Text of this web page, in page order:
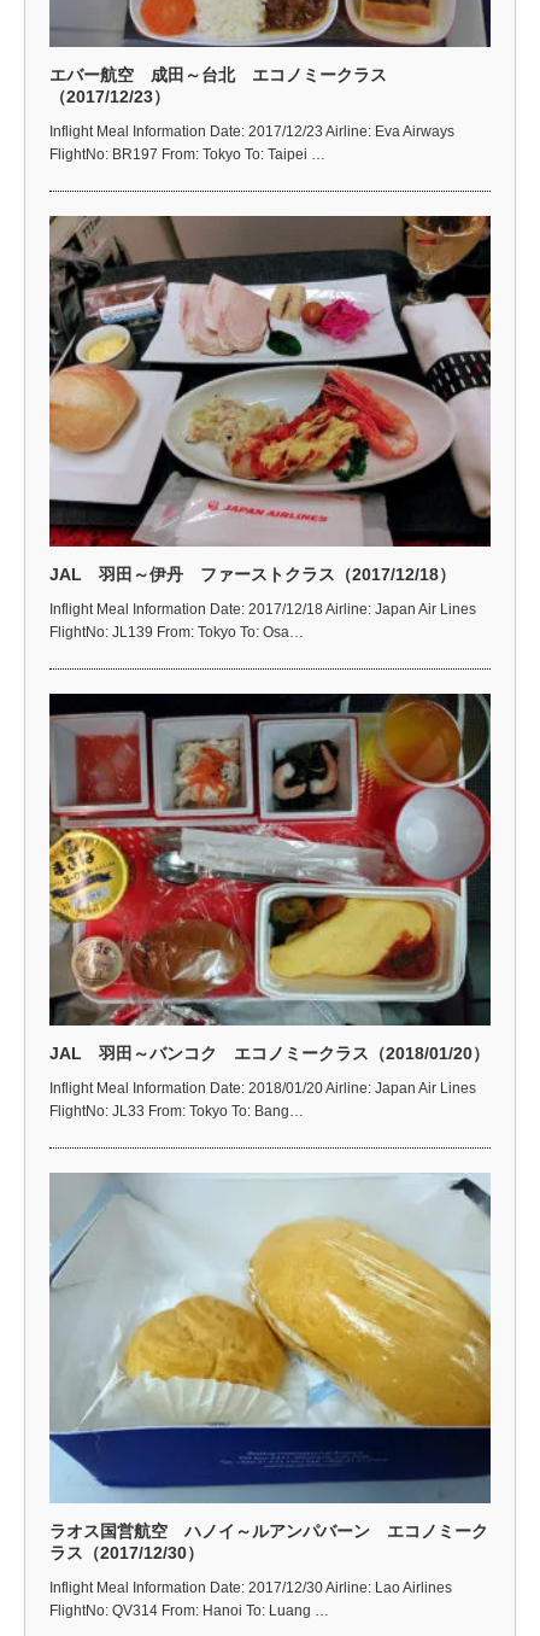
エバー航空 成田～台北 エコノミークラス
（2017/12/23）
Inflight Meal Information Date: 2017/12/23 Airline: Eva Airways
FlightNo: BR197 From: Tokyo To: Taipei …
JAL 羽田～伊丹 ファーストクラス（2017/12/18）
Inflight Meal Information Date: 2017/12/18 Airline: Japan Air Lines
FlightNo: JL139 From: Tokyo To: Osa…
JAL 羽田～バンコク エコノミークラス（2018/01/20）
Inflight Meal Information Date: 2018/01/20 Airline: Japan Air Lines
FlightNo: JL33 From: Tokyo To: Bang…
ラオス国営航空 ハノイ～ルアンパバーン エコノミーク
ラス（2017/12/30）
Inflight Meal Information Date: 2017/12/30 Airline: Lao Airlines
FlightNo: QV314 From: Hanoi To: Luang …